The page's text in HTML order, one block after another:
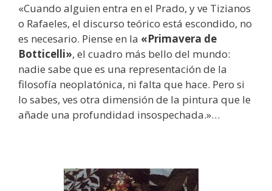
«Cuando alguien entra en el Prado, y ve Tizianos
o Rafaeles, el discurso teórico está escondido, no
es necesario. Piense en la «Primavera de
Botticelli», el cuadro más bello del mundo:
nadie sabe que es una representación de la
filosofía neoplatónica, ni falta que hace. Pero si
lo sabes, ves otra dimensión de la pintura que le
añade una profundidad insospechada.»…